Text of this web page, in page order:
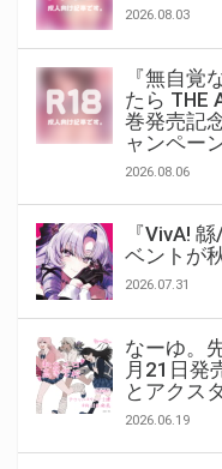
2026.08.03
『無自覚
たら THE
巻発売記
ャンペー
2026.08.06
『VivA!
ベントが
2026.07.31
なーゆ。
月21日発
とアクス
2026.06.19